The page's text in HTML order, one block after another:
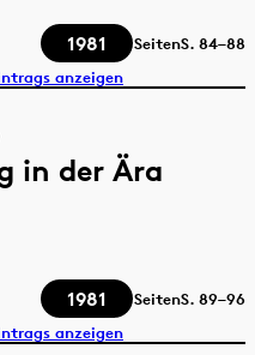
1981 SeitenS. 84–88
anzeigen
in der Ära
1981 SeitenS. 89–96
anzeigen